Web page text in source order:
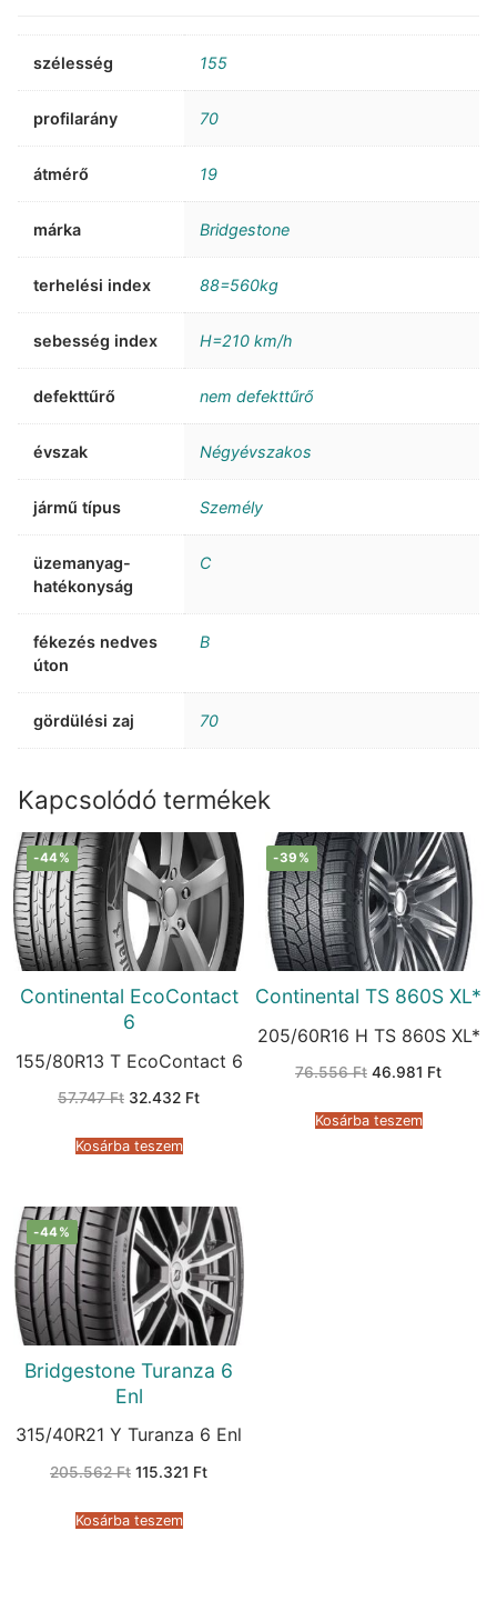
szélesség 155
profilarány 70
átmérő 19
márka Bridgestone
terhelési index 88=560kg
sebesség index H=210 km/h
defekttűrő nem defekttűrő
évszak Négyévszakos
jármű típus Személy
üzemanyag-
hatékonyság
C
fékezés nedves
úton
B
gördülési zaj 70
Kapcsolódó termékek
-44%
Continental EcoContact
6
155/80R13 T EcoContact 6
57.747Ft Original
57.747 Ft.
32.432 FtCurrent
Kosárba teszem
-39%
Continental TS 860S XL*
205/60R16 H TS 860S XL*
76.556Ft Original
76.556 Ft.
46.981 FtCurrent
Kosárba teszem
-44%
Bridgestone Turanza 6
Enl
315/40R21 Y Turanza 6 Enl
205.562Ft Original
205.562 Ft.
115.321 FtCurrent
Kosárba teszem